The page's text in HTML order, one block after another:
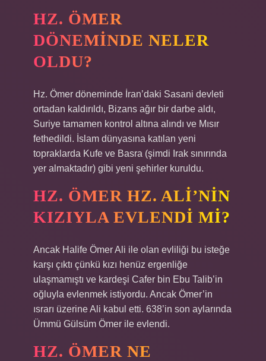
HZ. ÖMER
DÖNEMINDE NELER
OLDU?
Hz. Ömer döneminde İran’daki Sasani devleti
ortadan kaldırıldı, Bizans ağır bir darbe aldı,
Suriye tamamen kontrol altına alındı ​​ve Mısır
fethedildi. İslam dünyasına katılan yeni
topraklarda Kufe ve Basra (şimdi Irak sınırında
yer almaktadır) gibi yeni şehirler kuruldu.
HZ. ÖMER HZ. ALI’NIN
KIZIYLA EVLENDI MI?
Ancak Halife Ömer Ali ile olan evliliği bu isteğe
karşı çıktı çünkü kızı henüz ergenliğe
ulaşmamıştı ve kardeşi Cafer bin Ebu Talib’in
oğluyla evlenmek istiyordu. Ancak Ömer’in
ısrarı üzerine Ali kabul etti. 638’in son aylarında
Ümmü Gülsüm Ömer ile evlendi.
HZ. ÖMER NE